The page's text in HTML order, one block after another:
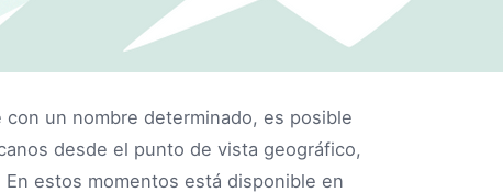
un nombre determinado, es posible
desde el punto de vista geográfico,
estos momentos está disponible en